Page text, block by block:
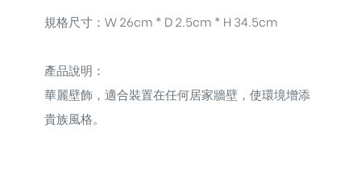
規格尺寸：W 26cm * D 2.5cm * H 34.5cm
產品說明：
華麗壁飾， 適合裝置在任何居家牆壁，使環境增添
貴族風格。